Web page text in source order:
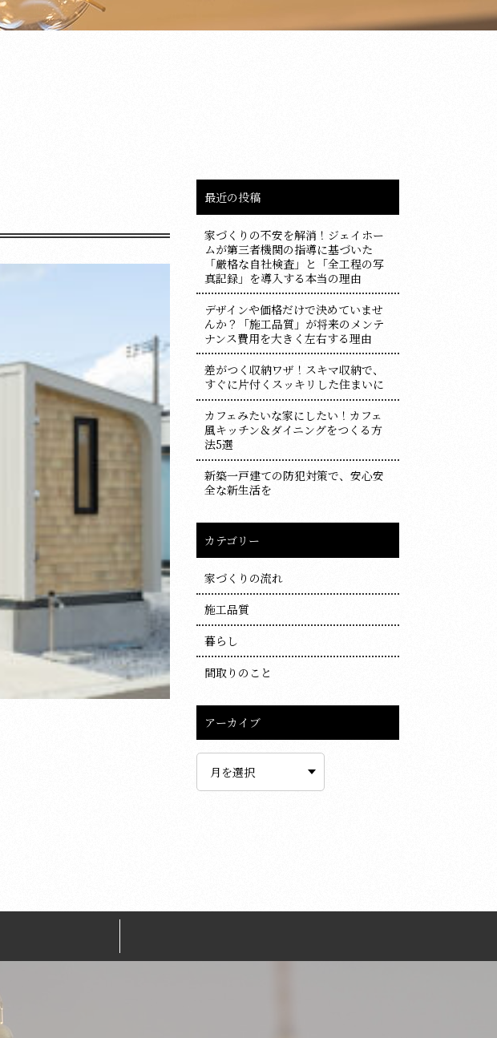
最近の投稿
家づくりの不安を解消！ジェイホー
ムが第三者機関の指導に基づいた
「厳格な自社検査」と「全工程の写
真記録」を導入する本当の理由
デザインや価格だけで決めていませ
んか？「施工品質」が将来のメンテ
ナンス費用を大きく左右する理由
差がつく収納ワザ！スキマ収納で、
すぐに片付くスッキリした住まいに
カフェみたいな家にしたい！カフェ
風キッチン＆ダイニングをつくる方
法5選
新築一戸建ての防犯対策で、安心安
全な新生活を
カテゴリー
家づくりの流れ
施工品質
暮らし
間取りのこと
アーカイブ
イ